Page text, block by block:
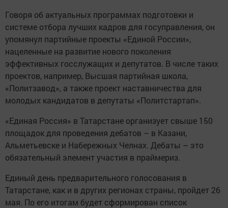
Говоря об актуальных программах подготовки и
системе отбора лучших кадров для госуправления, он
упомянул партийные проекты «Единой России»,
нацеленные на развитие нового поколения
эффективных госслужащих и депутатов. В числе таких
проектов, например, Высшая партийная школа,
«Политзавод», а также проект наставничества для
молодых кандидатов в депутаты «Политстартап».
«Единая Россия» в Татарстане организует свыше 150
площадок для проведения дебатов – в Казани,
Альметьевске и Набережных Челнах. Дебаты – это
обязательный элемент участия в праймериз.
Единый день предварительного голосования в
Татарстане, как и в других регионах страны, пройдет 26
мая. По его итогам будет сформирован список